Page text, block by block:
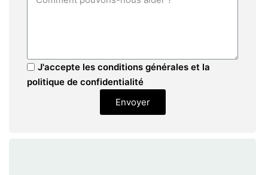
J'accepte les conditions générales et la
politique de confidentialité
Envoyer